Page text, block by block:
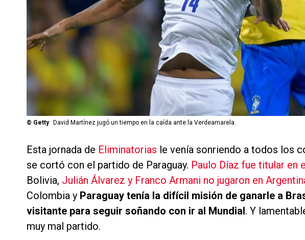
© Getty David Martínez jugó un tiempo en la caída ante la Verdeamarela.
Esta jornada de Eliminatorias le venía sonriendo a todos los
se cortó con el partido de Paraguay. Paulo Díaz fue titular en
Bolivia, Julián Álvarez y Franco Armani no jugaron en
Colombia y Paraguay tenía la difícil misión de ganarle a
visitante para seguir soñando con ir al Mundial. Y
muy mal partido.